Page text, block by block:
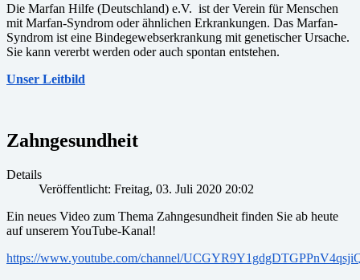
Die Marfan Hilfe (Deutschland) e.V. ist der Verein für Menschen
mit Marfan-Syndrom oder ähnlichen Erkrankungen. Das Marfan-
Syndrom ist eine Bindegewebserkrankung mit genetischer Ursache.
Sie kann vererbt werden oder auch spontan entstehen.
Unser Leitbild
Zahngesundheit
Details
Veröffentlicht: Freitag, 03. Juli 2020 20:02
Ein neues Video zum Thema Zahngesundheit finden Sie ab heute
auf unserem YouTube-Kanal!
https://www.youtube.com/channel/